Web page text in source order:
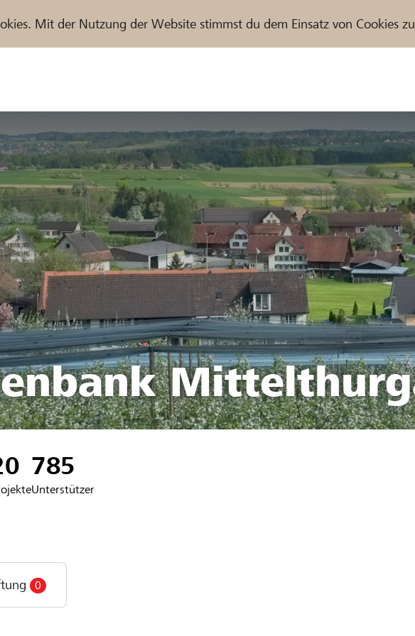
Mit der Nutzung der Website stimmst du dem Einsatz von Cookies
Partner / Raiffeisenbank
785
Unterstützer
0